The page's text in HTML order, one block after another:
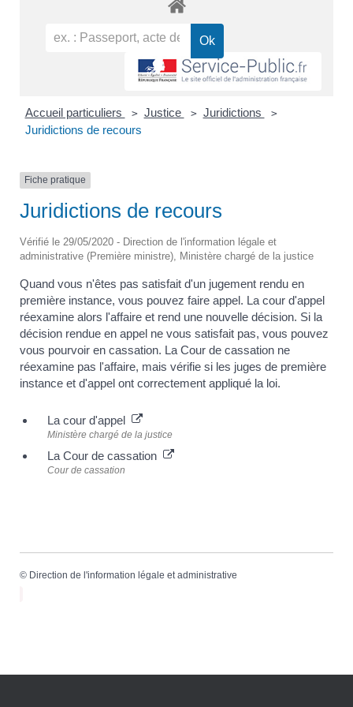
Accueil particuliers > Justice > Juridictions >
Juridictions de recours
Fiche pratique
Juridictions de recours
Vérifié le 29/05/2020 - Direction de l'information légale et
administrative (Première ministre), Ministère chargé de la justice
Quand vous n'êtes pas satisfait d'un jugement rendu en
première instance, vous pouvez faire appel. La cour d'appel
réexamine alors l'affaire et rend une nouvelle décision. Si la
décision rendue en appel ne vous satisfait pas, vous pouvez
vous pourvoir en cassation. La Cour de cassation ne
réexamine pas l'affaire, mais vérifie si les juges de première
instance et d'appel ont correctement appliqué la loi.
La cour d'appel
Ministère chargé de la justice
La Cour de cassation
Cour de cassation
© Direction de l'information légale et administrative